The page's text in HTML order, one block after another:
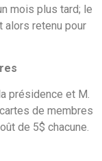
mois plus tard; le
alors retenu pour
présidence et M.
de membres
de 5$ chacune.